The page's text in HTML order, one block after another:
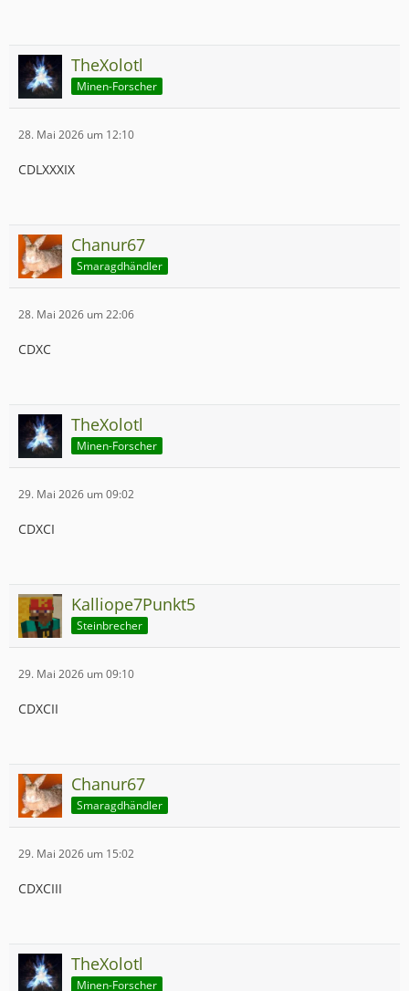
TheXolotl
Minen-Forscher
28. Mai 2026 um 12:10
CDLXXXIX
Chanur67
Smaragdhändler
28. Mai 2026 um 22:06
CDXC
TheXolotl
Minen-Forscher
29. Mai 2026 um 09:02
CDXCI
Kalliope7Punkt5
Steinbrecher
29. Mai 2026 um 09:10
CDXCII
Chanur67
Smaragdhändler
29. Mai 2026 um 15:02
CDXCIII
TheXolotl
Minen-Forscher